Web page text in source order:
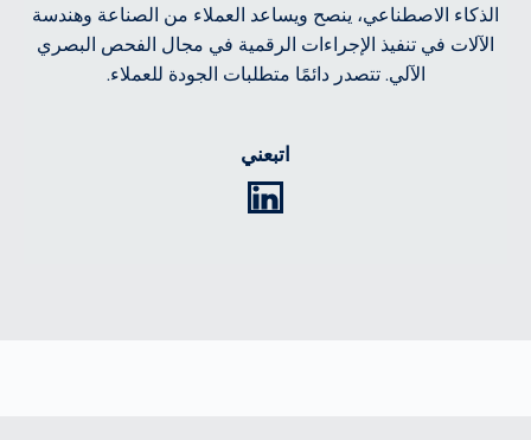
الذكاء الاصطناعي، ينصح ويساعد العملاء من الصناعة وهندسة
الآلات في تنفيذ الإجراءات الرقمية في مجال الفحص البصري
الآلي. تتصدر دائمًا متطلبات الجودة للعملاء.
اتبعني